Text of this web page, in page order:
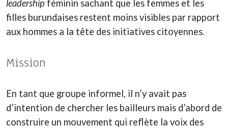
leadership féminin sachant que les femmes et les
filles burundaises restent moins visibles par rapport
aux hommes a la tête des initiatives citoyennes.
Mission
En tant que groupe informel, il n’y avait pas
d’intention de chercher les bailleurs mais d’abord de
construire un mouvement qui reflète la voix des